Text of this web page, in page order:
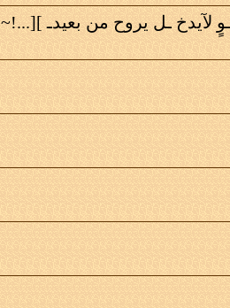
لآيدخ ـل يروح من بعيدـ ][...!~